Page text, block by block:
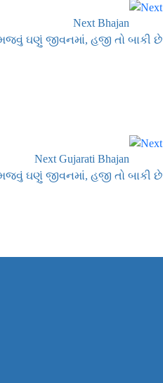
Next Bhajan
ઘણું જીવનમાં, હજી તો બાકી છે
Next Gujarati Bhajan
ઘણું જીવનમાં, હજી તો બાકી છે